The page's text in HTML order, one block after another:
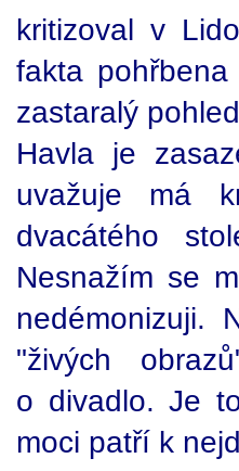
kritizoval v
fakta
zastaralý
Havla je
uvažuje má
dvacátého
Nesnažím se
nedémonizuji.
"živých
o divadlo. Je
moci patří k